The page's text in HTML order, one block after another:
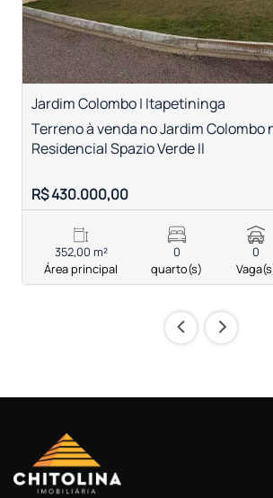
Jardim Colombo | Itapetininga
Terreno à venda no Jardim Colombo
Residencial Spazio Verde II
R$ 430.000,00
352,00 m²
Área principal
0
quarto(s)
0
‹ ›